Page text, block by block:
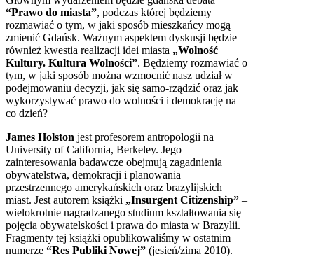
“Prawo do miasta”, podczas której będziemy
rozmawiać o tym, w jaki sposób mieszkańcy mogą
zmienić Gdańsk. Ważnym aspektem dyskusji będzie
również kwestia realizacji idei miasta „Wolność
Kultury. Kultura Wolności”. Będziemy rozmawiać o
tym, w jaki sposób można wzmocnić nasz udział w
podejmowaniu decyzji, jak się samo-rządzić oraz jak
wykorzystywać prawo do wolności i demokrację na
co dzień?
James Holston jest profesorem antropologii na
University of California, Berkeley. Jego
zainteresowania badawcze obejmują zagadnienia
obywatelstwa, demokracji i planowania
przestrzennego amerykańskich oraz brazylijskich
miast. Jest autorem książki „Insurgent Citizenship” –
wielokrotnie nagradzanego studium kształtowania się
pojęcia obywatelskości i prawa do miasta w Brazylii.
Fragmenty tej książki opublikowaliśmy w ostatnim
numerze “Res Publiki Nowej” (jesień/zima 2010).